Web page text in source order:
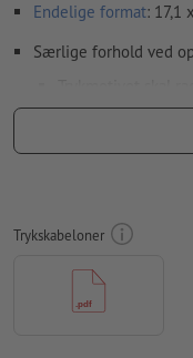
Endelige format: 17,1
Særlige forhold ved
klæbeklappen
Lad venligst de
stanselinje,
pdf'en, for at
Trykskabeloner